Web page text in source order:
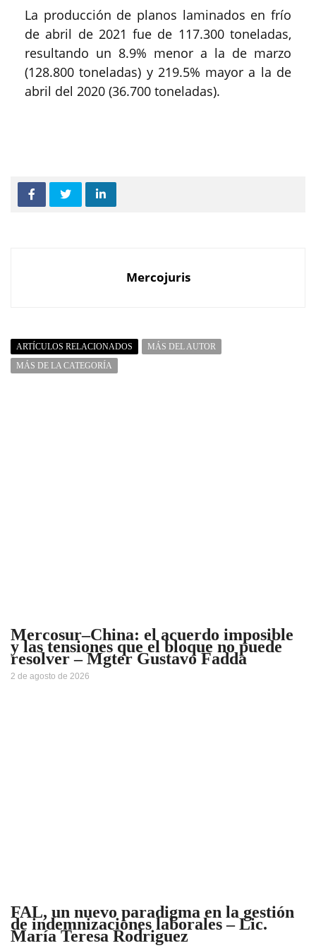
La producción de planos laminados en frío
de abril de 2021 fue de 117.300 toneladas,
resultando un 8.9% menor a la de marzo
(128.800 toneladas) y 219.5% mayor a la de
abril del 2020 (36.700 toneladas).
Mercojuris
ARTÍCULOS RELACIONADOS
MÁS DEL AUTOR
MÁS DE LA CATEGORÍA
Mercosur–China: el acuerdo imposible
y las tensiones que el bloque no puede
resolver – Mgter Gustavo Fadda
2 de agosto de 2026
FAL, un nuevo paradigma en la gestión
de indemnizaciones laborales – Lic.
María Teresa Rodriguez